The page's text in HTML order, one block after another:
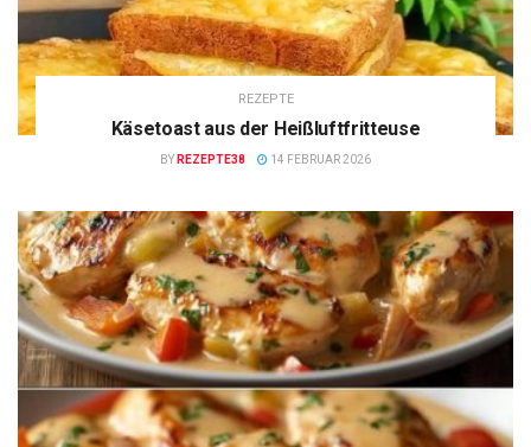
REZEPTE
Käsetoast aus der Heißluftfritteuse
BY REZEPTE38 14 FEBRUAR 2026